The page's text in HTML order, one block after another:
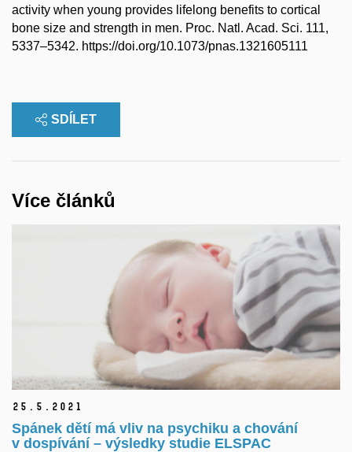
activity when young provides lifelong benefits to cortical
bone size and strength in men. Proc. Natl. Acad. Sci. 111,
5337–5342. https://doi.org/10.1073/pnas.1321605111
SDÍLET
Více článků
25. 5. 2021
Spánek dětí má vliv na psychiku a chování
v dospívání – výsledky studie ELSPAC